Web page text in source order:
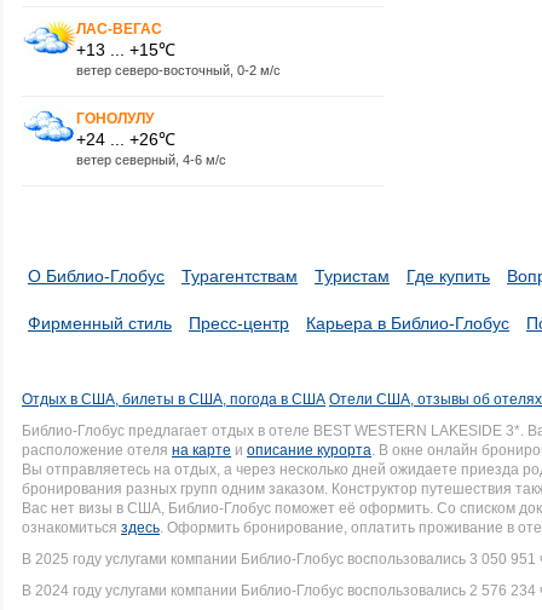
ЛАС-ВЕГАС
+13 ... +15℃
ветер северо-восточный, 0-2 м/с
ГОНОЛУЛУ
+24 ... +26℃
ветер северный, 4-6 м/с
О Библио-Глобус Турагентствам Туристам Где купить
Фирменный стиль Пресс-центр Карьера в Библио-Глобус
Отдых в США, билеты в США, погода в США Отели США, отзывы об
Библио-Глобус предлагает отдых в отеле BEST WESTERN LAKESIDE
расположение отеля на карте и описание курорта. В окне онлайн
Вы отправляетесь на отдых, а через несколько дней ожидаете приезда
бронирования разных групп одним заказом. Конструктор путешествия
Вас нет визы в США, Библио-Глобус поможет её оформить. Со списком
ознакомиться здесь. Оформить бронирование, оплатить проживание в
В 2025 году услугами компании Библио-Глобус воспользовались 3 050 951
В 2024 году услугами компании Библио-Глобус воспользовались 2 576 234